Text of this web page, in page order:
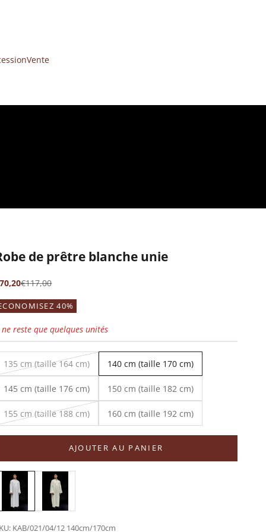
Vente
de prêtre blanche unie
de vente
Prix normal
€117,00
40%
reste que quelques unités
135 cm (taille 164 cm) 140 cm (taille 170 cm)
145 cm (taille 176 cm) 150 cm (taille 182 cm)
155 cm (taille 188 cm) 160 cm (taille 192 cm)
AJOUTER AU PANIER
KAB/021/04/12 140cm/170cm